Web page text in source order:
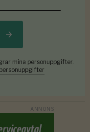
mina personuppgifter.